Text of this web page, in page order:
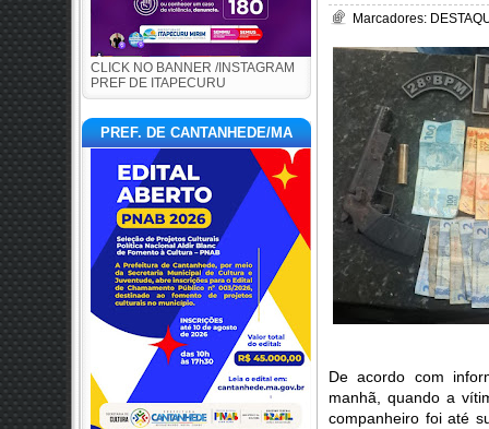
CLICK NO BANNER /INSTAGRAM
PREF DE ITAPECURU
PREF. DE CANTANHEDE/MA
Marcadores:
De acordo com
manhã, quando a
companheiro foi até